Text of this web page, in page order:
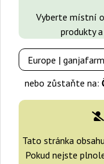
Vyberte místní
produkty
nebo zůstaňte na:
Tato stránka
Pokud nejste
Feminized
-25%